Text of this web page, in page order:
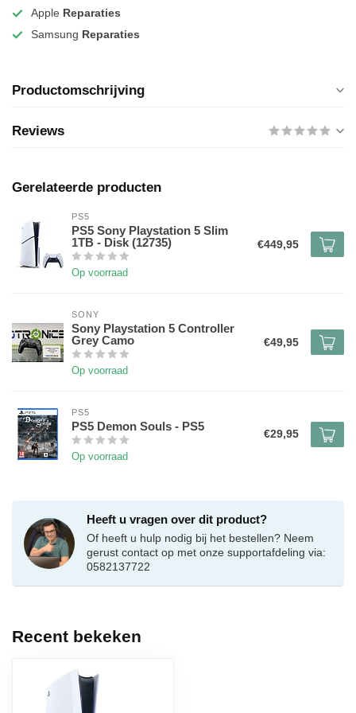
Apple Reparaties
Samsung Reparaties
Productomschrijving
Reviews
Gerelateerde producten
PS5
PS5 Sony Playstation 5 Slim
1TB - Disk (12735)
Op voorraad
€449,95
SONY
Sony Playstation 5 Controller
Grey Camo
Op voorraad
€49,95
PS5
PS5 Demon Souls - PS5
Op voorraad
€29,95
Heeft u vragen over dit product?
Of heeft u hulp nodig bij het bestellen? Neem
gerust contact op met onze supportafdeling via:
0582137722
Recent bekeken